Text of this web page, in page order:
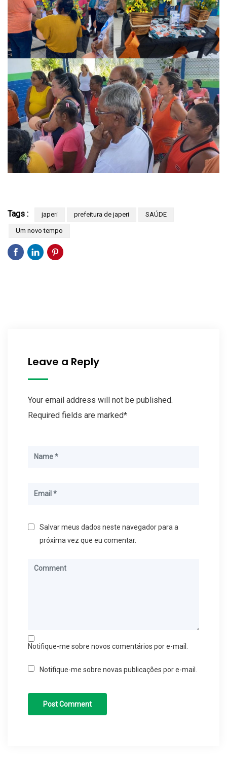
Tags : japeri prefeitura de japeri SAÚDE
Um novo tempo
Leave a Reply
Your email address will not be published.
Required fields are marked*
Salvar meus dados neste navegador para a
próxima vez que eu comentar.
Notifique-me sobre novos comentários por e-mail.
Notifique-me sobre novas publicações por e-mail.